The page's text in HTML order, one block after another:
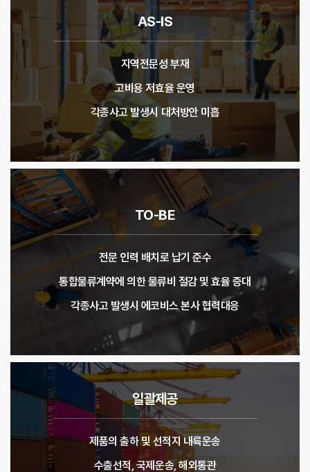
AS-IS
지역전문성 부재
고비용 저효율 운영
각종사고 발생시 대처방안 미흡
TO-BE
전문 인력 배치로 납기 준수
통합물류계약에 의한 물류비 절감 및 효율 증대
각종사고 발생시 에코비스 본사 협력대응
일괄제공
제품의 출하 및 선적지 내륙운송
수출선적, 국제운송, 해외통관